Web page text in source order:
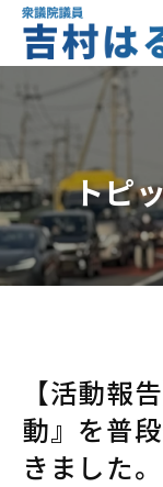
トピ
【活動報
動』を普
きました。